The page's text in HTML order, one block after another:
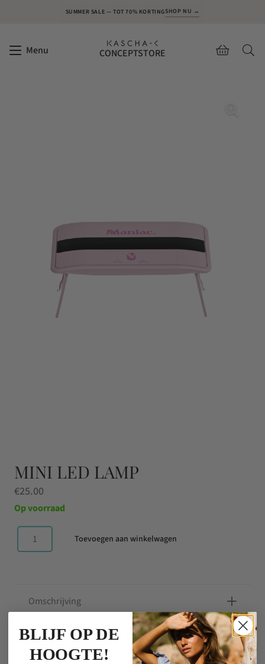
SUMMER SALE — TOT 70% KORTINGSHOP NU →
Menu CONCEPTSTORE
MINI LED LAMP
€25.00
Op voorraad
aantal
Toevoegen aan winkelwagen
Omschrijving
ANDERE KOCHTEN OOK
BLIJF OP DE
HOOGTE!